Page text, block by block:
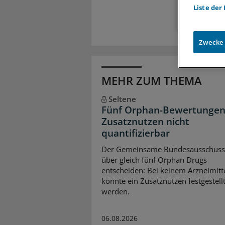
MEHR ZUM THEMA
Seltene
Fünf Orphan-
Zusatznutzen nicht
quantifizierbar
Der Gemeinsame
über gleich fünf Orphan Drugs
entscheiden: Bei keinem
konnte ein Zusatznutzen festgestellt
werden.
06.08.2026
Liste